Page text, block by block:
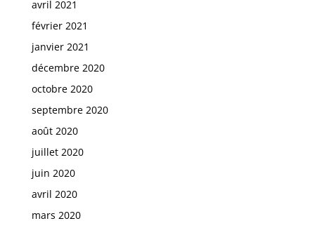
avril 2021
février 2021
janvier 2021
décembre 2020
octobre 2020
septembre 2020
août 2020
juillet 2020
juin 2020
avril 2020
mars 2020